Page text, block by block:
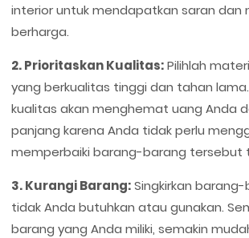
interior untuk mendapatkan saran dan
berharga.
2. Prioritaskan Kualitas:Pilihlah
yang berkualitas tinggi dan tahan
kualitas akan menghemat uang Anda
panjang karena Anda tidak perlu
memperbaiki barang-barang tersebut
3. Kurangi Barang:Singkirkan
tidak Anda butuhkan atau gunakan.
barang yang Anda miliki, semakin